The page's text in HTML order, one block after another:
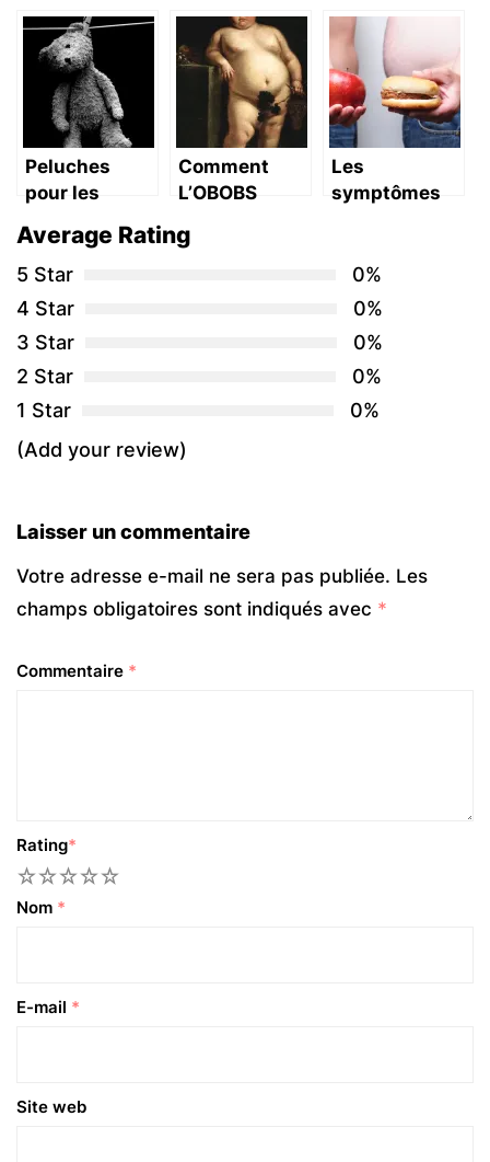
Peluches
pour les
Syrie
Comment
L’OBOBS
l’obésité
Les
symptômes
Average Rating
5 Star
0%
4 Star
0%
3 Star
0%
2 Star
0%
1 Star
0%
(Add your review)
Laisser un commentaire
Votre adresse e-mail ne sera pas publiée. Les
champs obligatoires sont indiqués avec *
Commentaire *
Rating*
5
4
3
2
Nom *
E-mail *
Site web